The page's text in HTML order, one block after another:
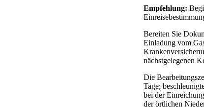
Empfehlung:
Bereiten Sie
Einladung vom
nächstgelegenen
Die
Tage;
bei der
der örtlichen